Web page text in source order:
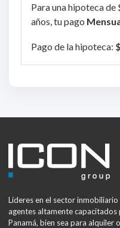
Para una hipoteca de
años, tu pago
Pago de la hipoteca:
Líderes en el sector
agentes altamente
Panamá, bien sea para alquiler